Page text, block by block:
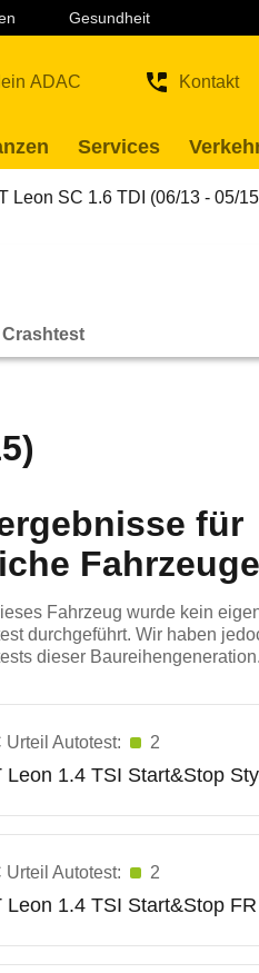
Gesundheit
ADAC Kontakt
Services
Leon SC 1.6 TDI (06/13 - 05/
Crashtest
für
Fahrzeuge
Fahrzeug wurde kein
durchgeführt. Wir haben
dieser Baureihengeneration.
Urteil Autotest: 2
Leon 1.4 TSI Start&Stop
Urteil Autotest: 2
Leon 1.4 TSI Start&Stop FR